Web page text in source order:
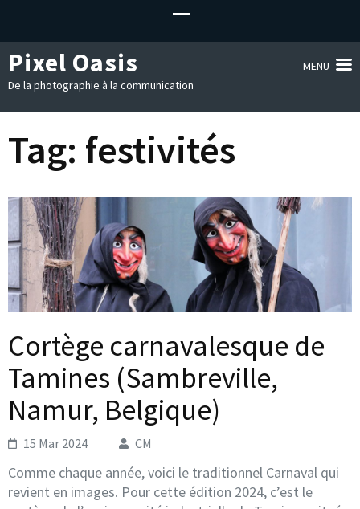
Pixel Oasis
De la photographie à la communication
MENU
Tag: festivités
Cortège carnavalesque de
Tamines (Sambreville,
Namur, Belgique)
15 Mar 2024 CM
Comme chaque année, voici le traditionnel Carnaval qui
revient en images. Pour cette édition 2024, c’est le